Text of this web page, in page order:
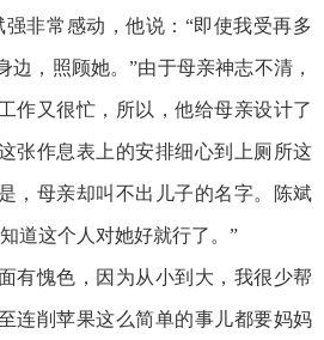
非常感动，他说：“即使我受再多
边，照顾她。”由于母亲神志不清，
作又很忙，所以，他给母亲设计了
张作息表上的安排细心到上厕所这
，母亲却叫不出儿子的名字。陈斌
道这个人对她好就行了。”
有愧色，因为从小到大，我很少帮
连削苹果这么简单的事儿都要妈妈